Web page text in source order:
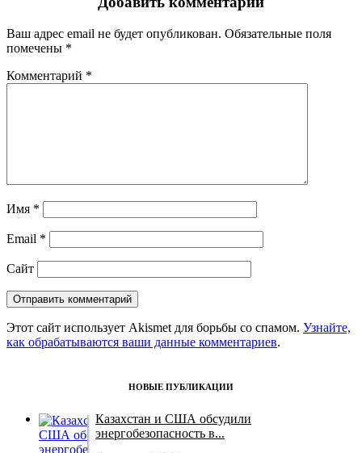
Ваш адрес email не будет опубликован. Обязательные поля
помечены *
Комментарий *
Имя *
Email *
Сайт
Этот сайт использует Akismet для борьбы со спамом. Узнайте,
как обрабатываются ваши данные комментариев.
НОВЫЕ ПУБЛИКАЦИИ
Казахстан и США обсудили
энергобезопасность в...